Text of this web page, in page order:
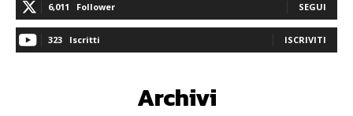
6,011 Follower SEGUI
323 Iscritti ISCRIVITI
Archivi